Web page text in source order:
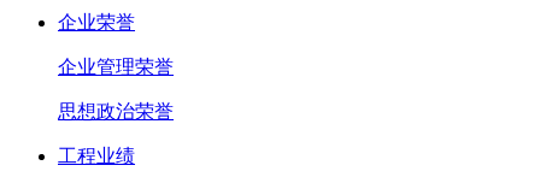
企业荣誉
企业管理荣誉
思想政治荣誉
工程业绩